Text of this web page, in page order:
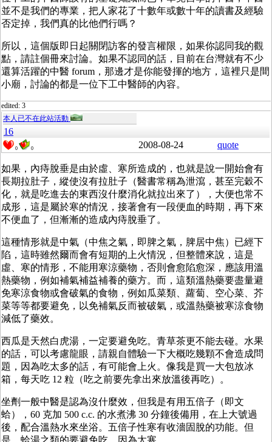
並不是我們的專業，把人家花了十數年或數十年的讀書及經驗
否定掉，我們真的比他們行嗎？
所以，這個版即日起關閉訪客的發言權限，如果你認同我的觀
點，請註個冊來討論。如果不認同的話，目前在台灣就有不少
還算活躍的中醫 forum，那邊才是你能發揮的地方，這裡只是間
小廟，討論的都是一位下工中醫師的內容。
edited: 3
本人已不在此站活動
16
0 0 2008-08-24 quote
如果，內痔脫垂是由於虛、寒所造成的，也就是說一開始會有
長期拉肚子，縱使沒有拉肚子（醫書常稱為泄瀉，甚至完穀不
化，就是吃進去的東西沒什麼消化就拉出來了），大便也常不
成形，這是屬於寒的情況，接著會有一段便血的時期，再下來
不便血了，但漸漸的造成內痔脫垂了。
這種情形就是中氣（中焦之氣，即脾之氣，脾居中焦）已經下
陷，這時雖然爾而會有短期的上火情況，但整體來說，這是
虛、寒的情形，不能用寒涼藥物，否則會愈陷愈深，應該用溫
熱藥物，例如補氣補益補養的藥方。而，這類溫熱藥要盡量避
免寒涼食物或會破氣的食物，例如瓜菜類、蘿蔔、空心菜、芥
菜等等都要避免，以免補氣反而被破氣，或溫熱藥被寒涼食物
減低了藥效。
西瓜是天然白虎湯，一定要避免吃。青草茶更不能去碰。水果
的話，可以考慮龍眼，請親自體驗一下大概吃幾顆不會造成問
題，因為吃太多的話，有可能會上火。像我是買一大包放冰
箱，每天吃 12 粒（吃之前要先拿出來放溫後再吃）。
坐劑一般中醫是認為沒什麼效，但我是有用五倍子（即文
蛤），60 克加 500 c.c. 的水煮沸 30 分鐘後備用，在上大號過
後，配合溫熱水來坐浴。五倍子性寒有收濇固脫的功能。但